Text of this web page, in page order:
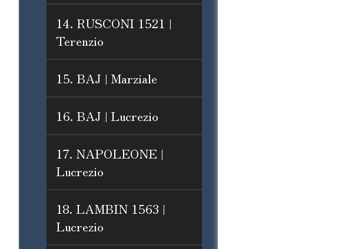
14. RUSCONI 1521 |
Terenzio
15. BAJ | Marziale
16. BAJ | Lucrezio
17. NAPOLEONE |
Lucrezio
18. LAMBIN 1563 |
Lucrezio